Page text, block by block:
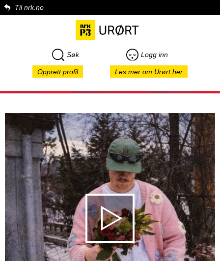
Til nrk.no
Søk Logg inn
Opprett profil Les mer om Urørt her